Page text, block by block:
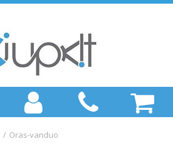
/ Oras-vanduo